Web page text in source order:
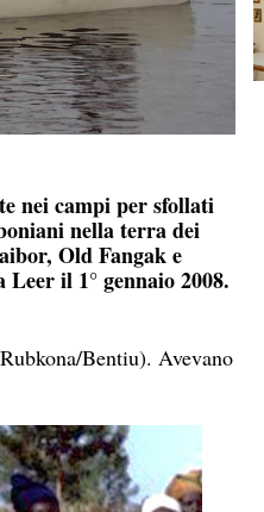
nei campi per sfollati
nella terra dei
Old Fangak e
il 1° gennaio 2008.
Bentiu). Avevano